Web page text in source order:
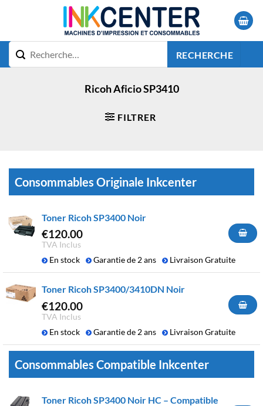
RECHERCHE
Ricoh Aficio SP3410
FILTRER
Consommables Originale Inkcenter
Toner Ricoh SP3400 Noir
€120.00
TVA Inclus
En stock
Garantie de 2 ans Livraison Gratuite
Toner Ricoh SP3400/3410DN Noir
€120.00
TVA Inclus
En stock
Garantie de 2 ans Livraison Gratuite
Consommables Compatible Inkcenter
Toner Ricoh SP3400 Noir HC – Compatible